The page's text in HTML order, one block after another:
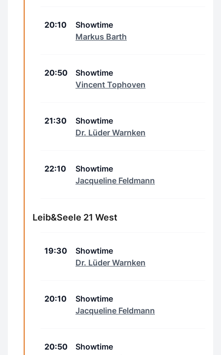
20:10
Showtime
Markus Barth
20:50
Showtime
Vincent Tophoven
21:30
Showtime
Dr. Lüder Warnken
22:10
Showtime
Jacqueline Feldmann
Leib&Seele 21 West
19:30
Showtime
Dr. Lüder Warnken
20:10
Showtime
Jacqueline Feldmann
20:50
Showtime